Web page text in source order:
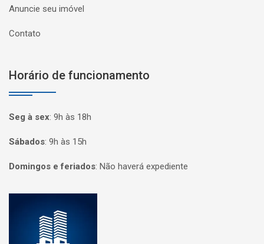
Anuncie seu imóvel
Contato
Horário de funcionamento
Seg à sex: 9h às 18h
Sábados: 9h às 15h
Domingos e feriados: Não haverá expediente